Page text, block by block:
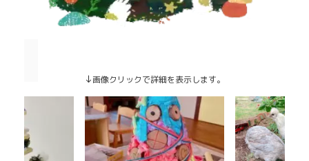
↓画像クリックで詳細を表示します。